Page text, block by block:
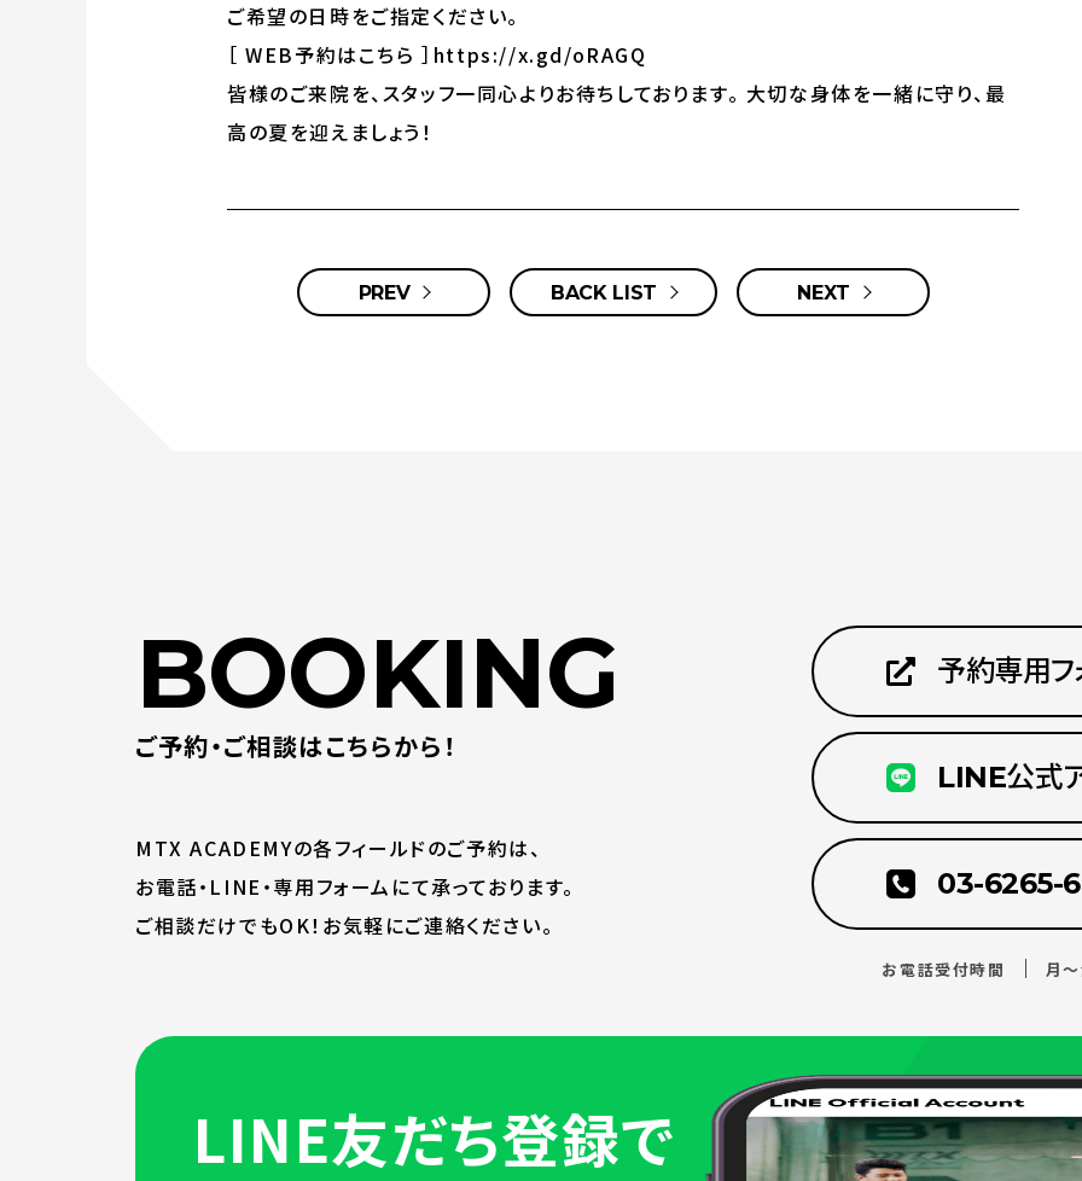
ご希望の日時をご指定ください。
［WEB予約はこちら ］ https://x.gd/oRAGQ
皆様のご来院を、スタッフ一同心よりお待ちしております。 大切な身体を一緒に守り、最
高の夏を迎えましょう！
PREV BACK LIST NEXT
BOOKING
ご予約・ご相談はこちらから！
MTX ACADEMYの各フィールドのご予約は、
お電話・LINE・専用フォームにて承っております。
ご相談だけでもOK！お気軽にご連絡ください。
予約専用フ
LINE公式
03-6265-
お電話受付時間 月
LINE友だち登録で